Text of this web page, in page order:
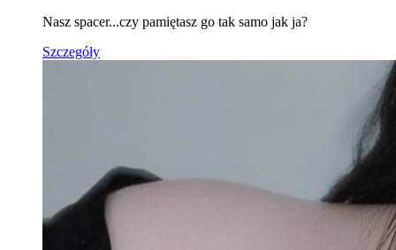
Nasz spacer...czy pamiętasz go tak samo jak ja?
Szczegóły